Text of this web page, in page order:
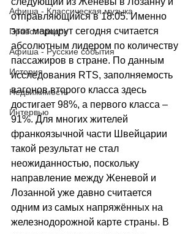
Афиша - Классическая музыка
Правопорядок
Афиша - Русские события
История
Недвижимость
Интервью
отправляющийся в 18:05. Именно
этот маршрут сегодня считается
абсолютным лидером по количеству
пассажиров в стране. По данным
исследования RTS, заполняемость
вагонов второго класса здесь
достигает 98%, а первого класса –
91%. Для многих жителей
франкоязычной части Швейцарии
такой результат не стал
неожиданностью, поскольку
направление между Женевой и
Лозанной уже давно считается
одним из самых напряжённых на
железнодорожной карте страны. В